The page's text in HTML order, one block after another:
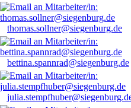
thomas.sollner@siegenburg.de
bettina.spannrad@siegenburg.de